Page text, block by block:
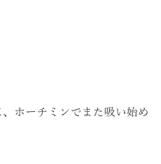
ホーチミンでまた吸い始め